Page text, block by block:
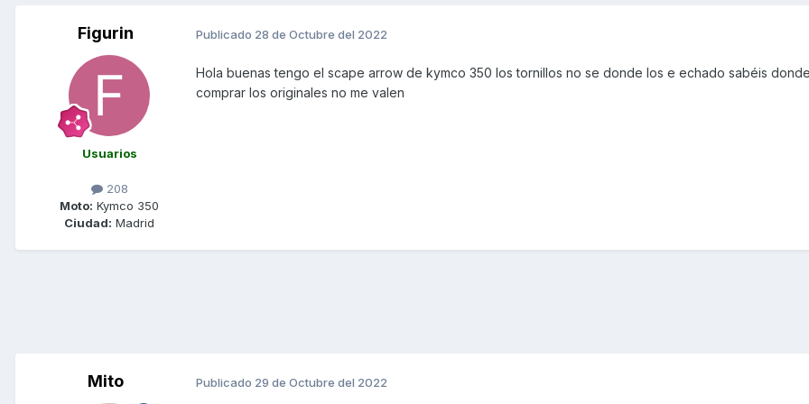
Figurin
Usuarios
208
Moto: Kymco 350
Ciudad: Madrid
Publicado 28 de Octubre del 2022
Hola buenas tengo el scape arrow de kymco 350 los tornillos no se donde los e echado sabéis
comprar los originales no me valen
Mito Publicado 29 de Octubre del 2022